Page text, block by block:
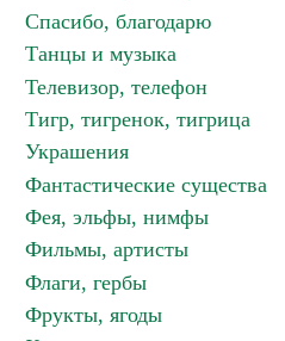
Спасибо, благодарю
Танцы и музыка
Телевизор, телефон
Тигр, тигренок, тигрица
Украшения
Фантастические существа
Фея, эльфы, нимфы
Фильмы, артисты
Флаги, гербы
Фрукты, ягоды